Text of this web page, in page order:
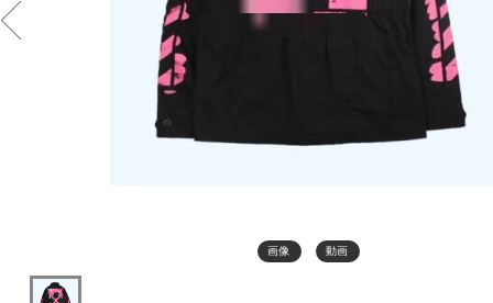
画像 動画